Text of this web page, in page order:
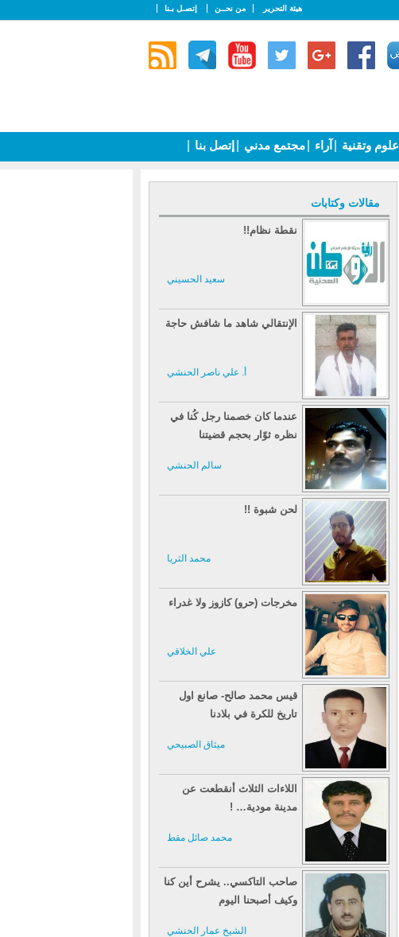
هيئة التحرير من نحــن إتصـل بـنا
علوم وتقنية آراء مجتمع مدني إتصل بنا
مقالات وكتابات
نقطة نظام!!
سعيد الحسيني
الإنتقالي شاهد ما شافش حاجة
أ. علي ناصر الحنشي
عندما كان خصمنا رجل كُنا في
نظره ثوّار بحجم قضيتنا
سالم الحنشي
لحن شبوة !!
محمد الثريا
مخرجات (حرو) كازوز ولا غدراء
علي الخلاقي
قيس محمد صالح- صانع اول
تاريخ للكرة في بلادنا
ميثاق الصبيحي
اللاءات الثلاث أنقطعت عن
مدينة مودية… !
محمد صائل مقط
صاحب التاكسي.. يشرح أين كنا
وكيف أصبحنا اليوم
الشيخ عمار الحنشي